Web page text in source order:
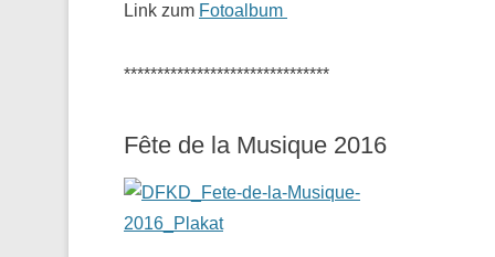
Link zum Fotoalbum
*******************************
Fête de la Musique 2016